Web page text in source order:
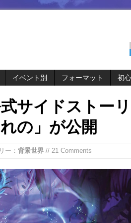
イベント別 フォーマット 初
サイドストーリ
の」が公開
ー： 背景世界 // 21 Comments